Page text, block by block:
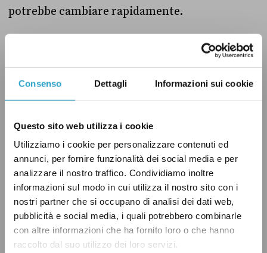
Consenso Dettagli Informazioni sui cookie
Questo sito web utilizza i cookie
Utilizziamo i cookie per personalizzare contenuti ed
annunci, per fornire funzionalità dei social media e per
analizzare il nostro traffico. Condividiamo inoltre
informazioni sul modo in cui utilizza il nostro sito con i
nostri partner che si occupano di analisi dei dati web,
pubblicità e social media, i quali potrebbero combinarle
con altre informazioni che ha fornito loro o che hanno
raccolto dal suo utilizzo dei loro servizi.
potrebbe cambiare rapidamente.
In Scozia gli sport di contatto a livello non
professionisticosono permessiin impianti
all’aperto. Nelle location al chiuso, invece, per i
giocatori dai 12 anni in poi sono concesse
sociale.
In Galles invece, fino al 22 ottobre gli incontri
sportivisono concessiin gruppi con un
numero massimo di 30 partecipanti, sia in
impianti all’aperto che in location chiuse. Il 23